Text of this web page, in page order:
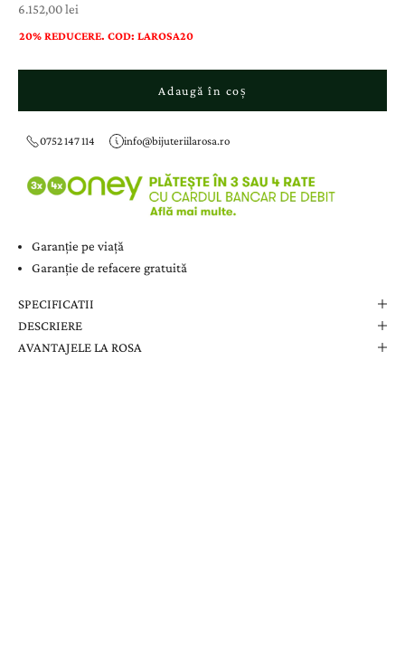
Preț cu reducere
6.152,00 lei
20% REDUCERE. COD: LAROSA20
Adaugă în coș
0752 147 114 info@bijuteriilarosa.ro
Garanție pe viață
Garanție de refacere gratuită
SPECIFICATII
DESCRIERE
AVANTAJELE LA ROSA